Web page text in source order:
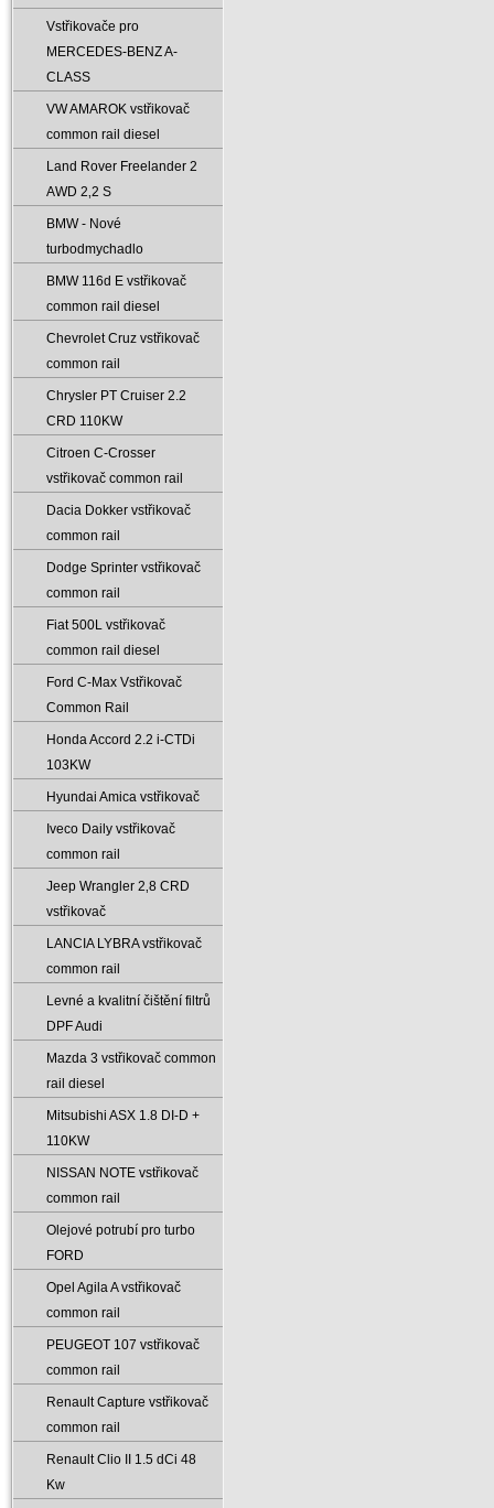
Vstřikovače pro
MERCEDES-BENZ A-
CLASS
VW AMAROK vstřikovač
common rail diesel
Land Rover Freelander 2
AWD 2‚2 S
BMW - Nové
turbodmychadlo
BMW 116d E vstřikovač
common rail diesel
Chevrolet Cruz vstřikovač
common rail
Chrysler PT Cruiser 2.2
CRD 110KW
Citroen C-Crosser
vstřikovač common rail
Dacia Dokker vstřikovač
common rail
Dodge Sprinter vstřikovač
common rail
Fiat 500L vstřikovač
common rail diesel
Ford C-Max Vstřikovač
Common Rail
Honda Accord 2.2 i-CTDi
103KW
Hyundai Amica vstřikovač
Iveco Daily vstřikovač
common rail
Jeep Wrangler 2‚8 CRD
vstřikovač
LANCIA LYBRA vstřikovač
common rail
Levné a kvalitní čištění filtrů
DPF Audi
Mazda 3 vstřikovač common
rail diesel
Mitsubishi ASX 1.8 DI-D +
110KW
NISSAN NOTE vstřikovač
common rail
Olejové potrubí pro turbo
FORD
Opel Agila A vstřikovač
common rail
PEUGEOT 107 vstřikovač
common rail
Renault Capture vstřikovač
common rail
Renault Clio II 1.5 dCi 48
Kw